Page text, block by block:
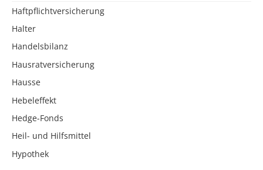
Haftpflichtversicherung
Halter
Handelsbilanz
Hausratversicherung
Hausse
Hebeleffekt
Hedge-Fonds
Heil- und Hilfsmittel
Hypothek